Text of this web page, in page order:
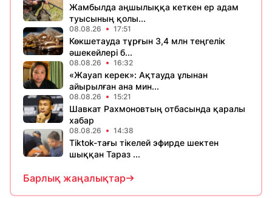
Жамбылда аңшылыққа кеткен ер адам
туысының қолы...
08.08.26 17:51
Көкшетауда тұрғын 3,4 млн теңгелік
әшекейлері б...
08.08.26 16:32
«Жауап керек»: Ақтауда ұлынан
айырылған ана мин...
08.08.26 15:21
Шавкат Рахмоновтың отбасында қаралы
хабар
08.08.26 14:38
Tiktok-тағы тікелей эфирде шектен
шыққан Тараз ...
Барлық жаңалықтар